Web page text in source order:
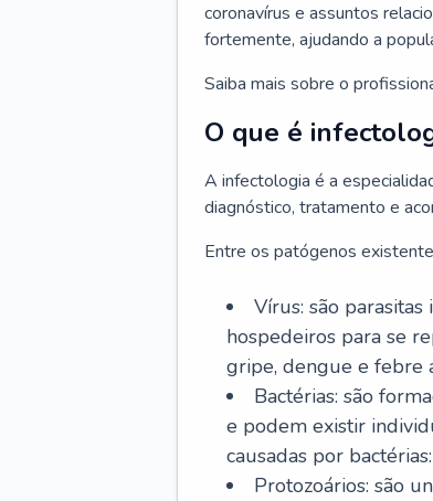
coronavírus e assuntos
fortemente, ajudando a
Saiba mais sobre o
O que é
A infectologia é a
diagnóstico, tratamento e
Entre os patógenos
Vírus: são
hospedeiros para se
gripe, dengue e febre
Bactérias: são
e podem existir
causadas por
Protozoários: são